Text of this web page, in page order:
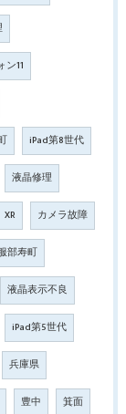
ン11
iPad第8世代
液晶修理
XR カメラ故障
部寿町
液晶表示不良
iPad第5世代
兵庫県
豊中 箕面